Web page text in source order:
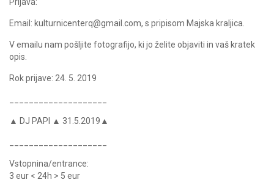
Email: kulturnicenterq@gmail.com, s pripisom Majska kraljica.
V emailu nam pošljite fotografijo, ki jo želite objaviti in vaš kratek
opis.
Rok prijave: 24. 5. 2019
▲ DJ PAPI ▲ 31.5.2019▲
Vstopnina/entrance:
3 eur < 24h > 5 eur